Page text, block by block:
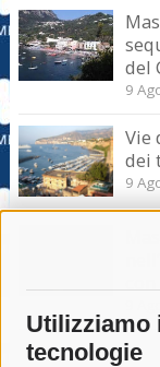
Utilizziamo
tecnologie
del
9
Vie
dei
9